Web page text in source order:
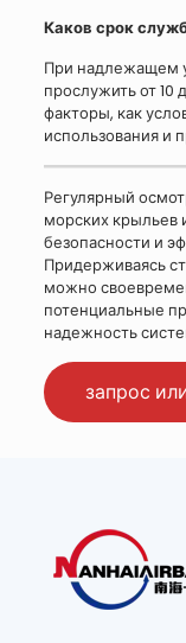
Каков срок
При надлежащем
прослужить от 10
факторы, как
использования и
Регулярный
морских
безопасности и
Придерживаясь
можно
потенциальные
надежность
запрос